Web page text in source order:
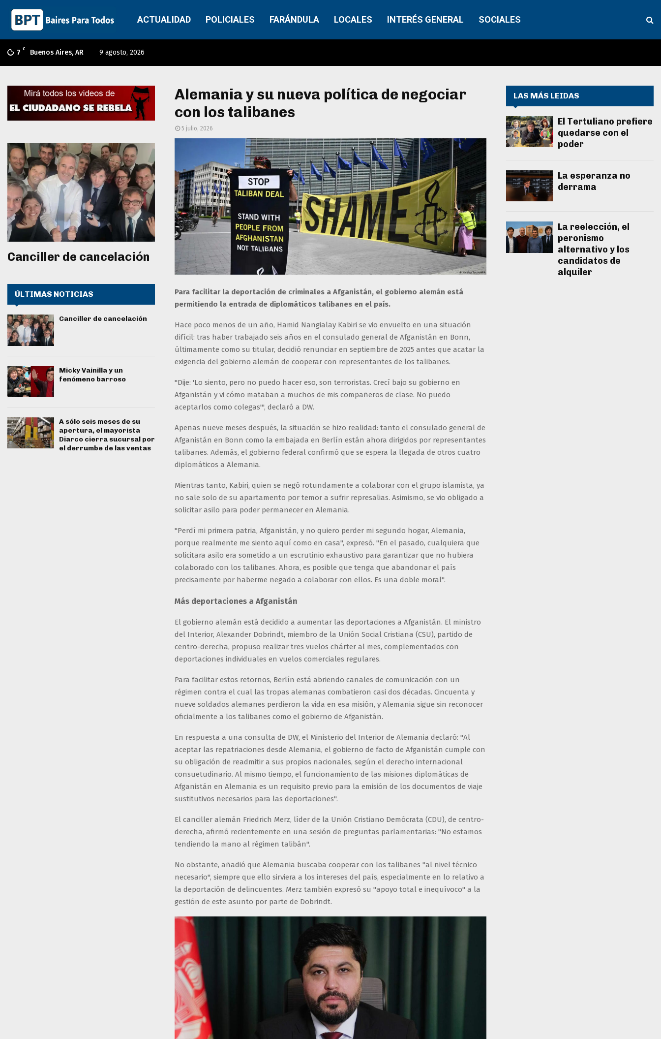
ACTUALIDAD POLICIALES FARÁNDULA LOCALES INTERÉS GENERAL SOCIALES
7 C Buenos Aires, AR 9 agosto, 2026
Alemania y su nueva política de negociar
con los talibanes
5 julio, 2026
Para facilitar la deportación de criminales a Afganistán, el gobierno alemán está
permitiendo la entrada de diplomáticos talibanes en el país.
Hace poco menos de un año, Hamid Nangialay Kabiri se vio envuelto en una situación
difícil: tras haber trabajado seis años en el consulado general de Afganistán en Bonn,
últimamente como su titular, decidió renunciar en septiembre de 2025 antes que acatar la
exigencia del gobierno alemán de cooperar con representantes de los talibanes.
"Dije: 'Lo siento, pero no puedo hacer eso, son terroristas. Crecí bajo su gobierno en
Afganistán y vi cómo mataban a muchos de mis compañeros de clase. No puedo
aceptarlos como colegas'", declaró a DW.
Apenas nueve meses después, la situación se hizo realidad: tanto el consulado general de
Afganistán en Bonn como la embajada en Berlín están ahora dirigidos por representantes
talibanes. Además, el gobierno federal confirmó que se espera la llegada de otros cuatro
diplomáticos a Alemania.
Mientras tanto, Kabiri, quien se negó rotundamente a colaborar con el grupo islamista, ya
no sale solo de su apartamento por temor a sufrir represalias. Asimismo, se vio obligado a
solicitar asilo para poder permanecer en Alemania.
"Perdí mi primera patria, Afganistán, y no quiero perder mi segundo hogar, Alemania,
porque realmente me siento aquí como en casa", expresó. "En el pasado, cualquiera que
solicitara asilo era sometido a un escrutinio exhaustivo para garantizar que no hubiera
colaborado con los talibanes. Ahora, es posible que tenga que abandonar el país
precisamente por haberme negado a colaborar con ellos. Es una doble moral".
Más deportaciones a Afganistán
El gobierno alemán está decidido a aumentar las deportaciones a Afganistán. El ministro
del Interior, Alexander Dobrindt, miembro de la Unión Social Cristiana (CSU), partido de
centro-derecha, propuso realizar tres vuelos chárter al mes, complementados con
deportaciones individuales en vuelos comerciales regulares.
Para facilitar estos retornos, Berlín está abriendo canales de comunicación con un
régimen contra el cual las tropas alemanas combatieron casi dos décadas. Cincuenta y
nueve soldados alemanes perdieron la vida en esa misión, y Alemania sigue sin reconocer
oficialmente a los talibanes como el gobierno de Afganistán.
En respuesta a una consulta de DW, el Ministerio del Interior de Alemania declaró: "Al
aceptar las repatriaciones desde Alemania, el gobierno de facto de Afganistán cumple con
su obligación de readmitir a sus propios nacionales, según el derecho internacional
consuetudinario. Al mismo tiempo, el funcionamiento de las misiones diplomáticas de
Afganistán en Alemania es un requisito previo para la emisión de los documentos de viaje
sustitutivos necesarios para las deportaciones".
El canciller alemán Friedrich Merz, líder de la Unión Cristiano Demócrata (CDU), de centro-
derecha, afirmó recientemente en una sesión de preguntas parlamentarias: "No estamos
tendiendo la mano al régimen talibán".
No obstante, añadió que Alemania buscaba cooperar con los talibanes "al nivel técnico
necesario", siempre que ello sirviera a los intereses del país, especialmente en lo relativo a
la deportación de delincuentes. Merz también expresó su "apoyo total e inequívoco" a la
gestión de este asunto por parte de Dobrindt.
Canciller de cancelación
ÚLTIMAS NOTICIAS
Canciller de cancelación
Micky Vainilla y un
fenómeno barroso
A sólo seis meses de su
apertura, el mayorista
Diarco cierra sucursal por
el derrumbe de las ventas
LAS MÁS LEIDAS
El Tertuliano prefiere
quedarse con el
poder
La esperanza no
derrama
La reelección, el
peronismo
alternativo y los
candidatos de
alquiler